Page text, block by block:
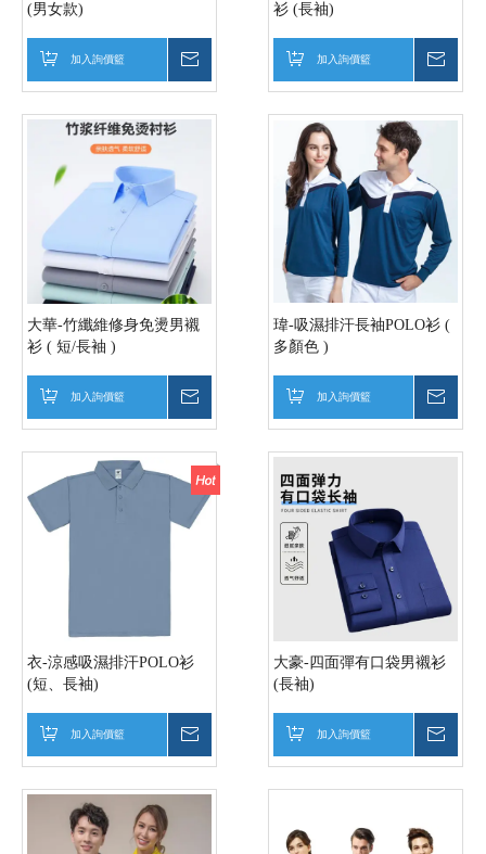
(男女款)
加入詢價籃
衫 (長袖)
加入詢價籃
大華-竹纖維修身免燙男襯
衫 ( 短/長袖 )
加入詢價籃
瑋-吸濕排汗長袖POLO衫 (
多顏色 )
加入詢價籃
衣-涼感吸濕排汗POLO衫
(短、長袖)
加入詢價籃
大豪-四面彈有口袋男襯衫
(長袖)
加入詢價籃